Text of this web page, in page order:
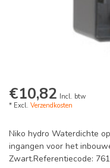
€10,82 Incl. btw
* Excl. Verzendkosten
Niko hydro Waterdichte
ingangen voor het
Zwart.Referentiecode: